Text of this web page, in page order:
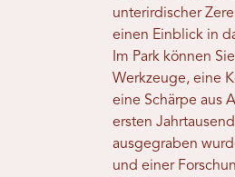
unterirdischer
einen Einblick in
Im Park können
Werkzeuge, eine
eine Schärpe aus
ersten
ausgegraben
und einer